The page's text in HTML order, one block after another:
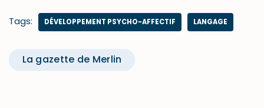
Tags: DÉVELOPPEMENT PSYCHO-AFFECTIF LANGAGE
La gazette de Merlin